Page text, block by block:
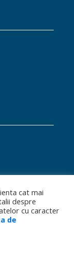
cat mai
despre
cu caracter
de